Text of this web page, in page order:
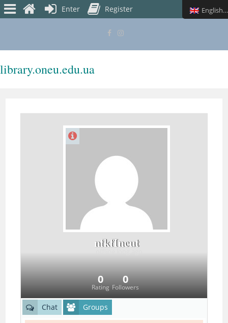
library.oneu.edu.ua
nfkfIncut
Rating
0
Followers
0
Chat Groups
Enter Register English (UK)